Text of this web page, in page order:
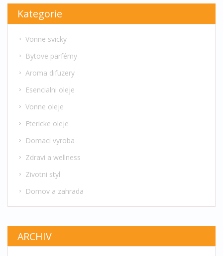
Kategorie
Vonne svicky
Bytove parfémy
Aroma difuzery
Esencialni oleje
Vonne oleje
Etericke oleje
Domaci vyroba
Zdravi a wellness
Zivotni styl
Domov a zahrada
ARCHIV